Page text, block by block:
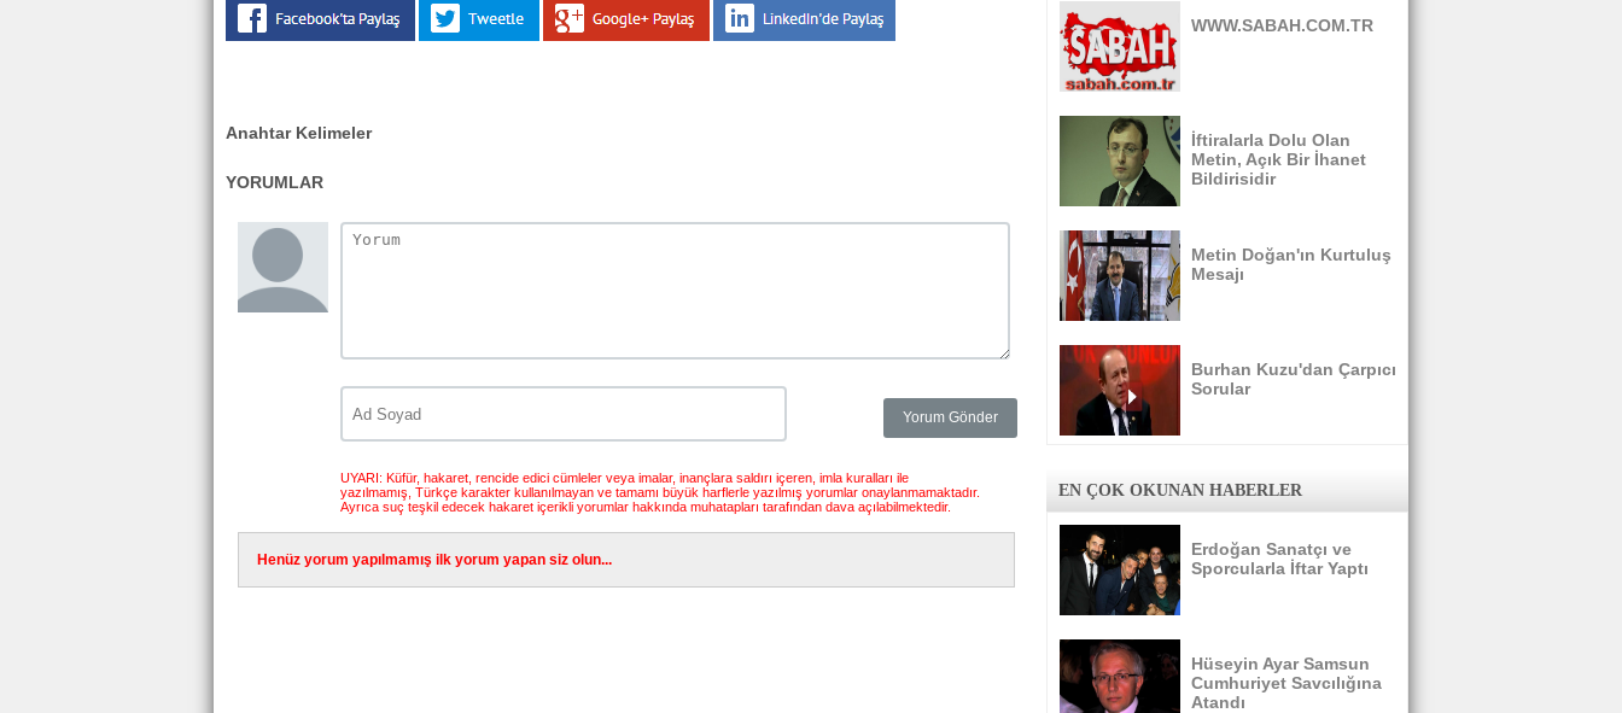
Anahtar Kelimeler
YORUMLAR
UYARI: Küfür, hakaret, rencide edici cümleler veya imalar, inançlara saldırı içeren, imla kuralları ile
yazılmamış, Türkçe karakter kullanılmayan ve tamamı büyük harflerle yazılmış yorumlar onaylanmamaktadır.
Ayrıca suç teşkil edecek hakaret içerikli yorumlar hakkında muhatapları tarafından dava açılabilmektedir.
Henüz yorum yapılmamış ilk yorum yapan siz olun...
WWW.SABAH.COM.TR
İftiralarla Dolu Olan
Metin, Açık Bir İhanet
Bildirisidir
Metin Doğan'ın Kurtuluş
Mesajı
Burhan Kuzu'dan Çarpıcı
Sorular
EN ÇOK OKUNAN HABERLER
Erdoğan Sanatçı ve
Sporcularla İftar Yaptı
Hüseyin Ayar Samsun
Cumhuriyet Savcılığına
Atandı